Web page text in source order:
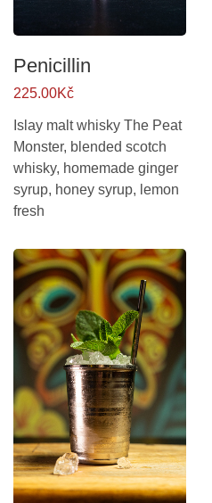
Penicillin
225.00Kč
Islay malt whisky The Peat
Monster, blended scotch
whisky, homemade ginger
syrup, honey syrup, lemon
fresh